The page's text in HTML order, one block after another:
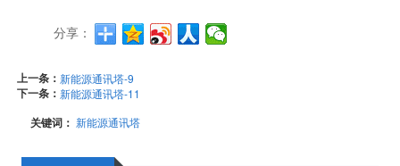
分享：
上一条：新能源通讯塔-9
下一条：新能源通讯塔-11
关键词：新能源通讯塔